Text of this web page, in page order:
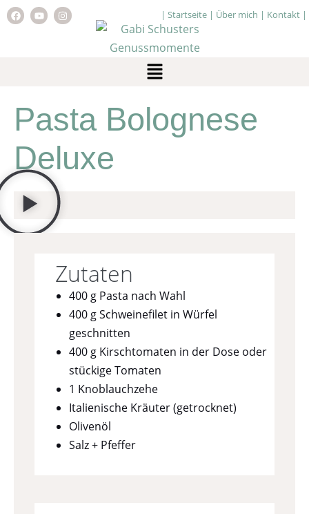
| Startseite| Über mich | Kontakt|
Pasta Bolognese
Deluxe
Zutaten
400 g Pasta nach Wahl
400 g Schweinefilet in Würfel
geschnitten
400 g Kirschtomaten in der Dose oder
stückige Tomaten
1 Knoblauchzehe
Italienische Kräuter (getrocknet)
Olivenöl
Salz + Pfeffer